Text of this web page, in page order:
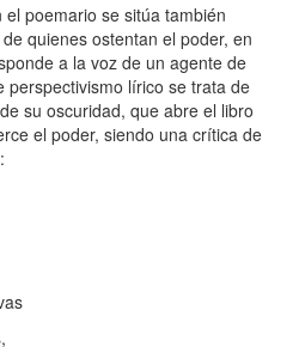
poemario se sitúa también
quienes ostentan el poder, en
a la voz de un agente de
perspectivismo lírico se trata de
su oscuridad, que abre el libro
el poder, siendo una crítica de